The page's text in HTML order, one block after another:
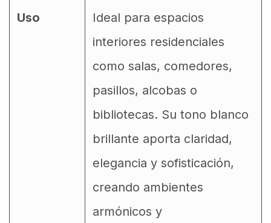
Uso
Ideal para espacios
interiores residenciales
como salas, comedores,
pasillos, alcobas o
bibliotecas. Su tono blanco
brillante aporta claridad,
elegancia y sofisticación,
creando ambientes
armónicos y